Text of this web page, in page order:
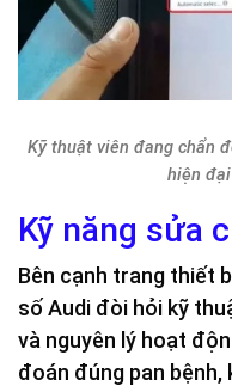
Kỹ thuật viên đang chẩn
hiện
Kỹ năng sửa
Bên cạnh trang thiết
số Audi đòi hỏi kỹ
và nguyên lý hoạt
đoán đúng pan